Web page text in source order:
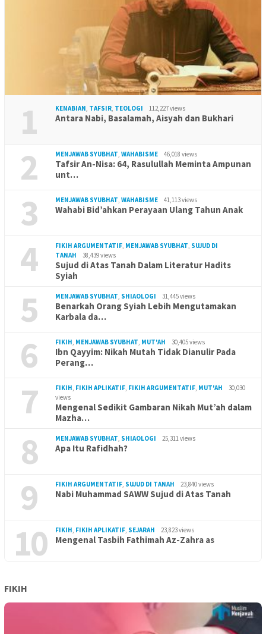
1 KENABIAN, TAFSIR, TEOLOGI 112,227 views
Antara Nabi, Basalamah, Aisyah dan Bukhari
2 MENJAWAB SYUBHAT, WAHABISME 46,018 views
Tafsir An-Nisa: 64, Rasulullah Meminta Ampunan
unt…
3 MENJAWAB SYUBHAT, WAHABISME 41,113 views
Wahabi Bid’ahkan Perayaan Ulang Tahun Anak
4 FIKIH ARGUMENTATIF, MENJAWAB SYUBHAT, SUJUD DI
TANAH
38,439 views
Sujud di Atas Tanah Dalam Literatur Hadits
Syiah
5 MENJAWAB SYUBHAT, SHIAOLOGI 31,445 views
Benarkah Orang Syiah Lebih Mengutamakan
Karbala da…
6 FIKIH, MENJAWAB SYUBHAT, MUT'AH 30,405 views
Ibn Qayyim: Nikah Mutah Tidak Dianulir Pada
Perang…
7 FIKIH, FIKIH APLIKATIF, FIKIH ARGUMENTATIF, MUT'AH
30,030
views
Mengenal Sedikit Gambaran Nikah Mut’ah dalam
Mazha…
8 MENJAWAB SYUBHAT, SHIAOLOGI 25,311 views
Apa Itu Rafidhah?
9 FIKIH ARGUMENTATIF, SUJUD DI TANAH 23,840 views
Nabi Muhammad SAWW Sujud di Atas Tanah
10 FIKIH, FIKIH APLIKATIF, SEJARAH 23,823 views
Mengenal Tasbih Fathimah Az-Zahra as
FIKIH